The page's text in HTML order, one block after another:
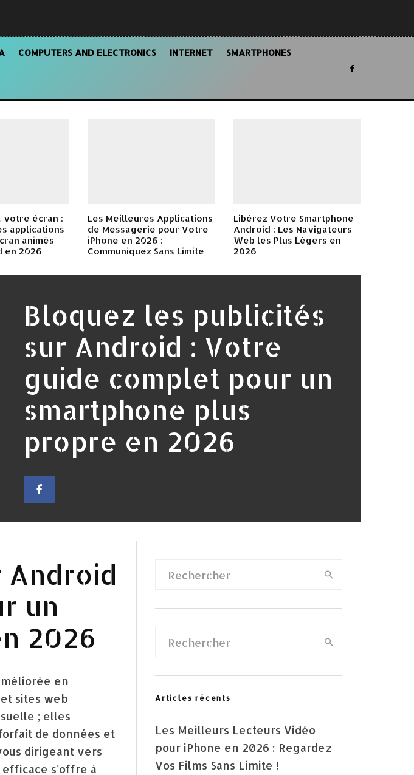
COMPUTERS AND ELECTRONICS INTERNET SMARTPHONES
votre écran :
applications
animés
en 2026
Les Meilleures Applications
de Messagerie pour Votre
iPhone en 2026 :
Communiquez Sans Limite
Libérez Votre Smartphone
Android : Les Navigateurs
Web les Plus Légers en
2026
Bloquez les publicités
sur Android : Votre
guide complet pour un
smartphone plus
propre en 2026
un
2026
en
sites web
; elles
de données et
dirigeant vers
s’offre à
Articles récents
Les Meilleurs Lecteurs Vidéo
pour iPhone en 2026 : Regardez
Vos Films Sans Limite !